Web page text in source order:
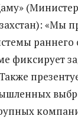
«Мы
фиксирует